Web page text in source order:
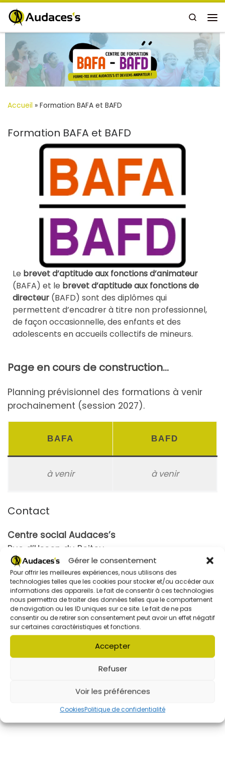
Gérer le consentement
Pour offrir les meilleures expériences, nous utilisons des
technologies telles que les cookies pour stocker et/ou accéder aux
informations des appareils. Le fait de consentir à ces technologies
nous permettra de traiter des données telles que le comportement
de navigation ou les ID uniques sur ce site. Le fait de ne pas
consentir ou de retirer son consentement peut avoir un effet négatif
sur certaines caractéristiques et fonctions.
Accepter
Refuser
Voir les préférences
CookiesPolitique de confidentialité
Passer au contenu
Search
Accueil » Formation BAFA et BAFD
Formation BAFA et BAFD
Le brevet d’aptitude aux fonctions d’animateur
(BAFA) et le brevet d’aptitude aux fonctions de
directeur (BAFD) sont des diplômes qui
permettent d’encadrer à titre non professionnel,
de façon occasionnelle, des enfants et des
adolescents en accueils collectifs de mineurs.
Page en cours de construction…
Planning prévisionnel des formations à venir
prochainement (session 2027).
BAFA BAFD
à venir à venir
Contact
Centre social Audaces’s
Rue d’Usson du Poitou
57730 Folschviller
Tél : 03 87 92 27 98
contact@audaces-s.fr
L'association Audaces's